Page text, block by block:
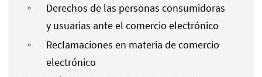
Derechos de las personas consumidoras
y usuarias ante el comercio electrónico
Reclamaciones en materia de comercio
electrónico